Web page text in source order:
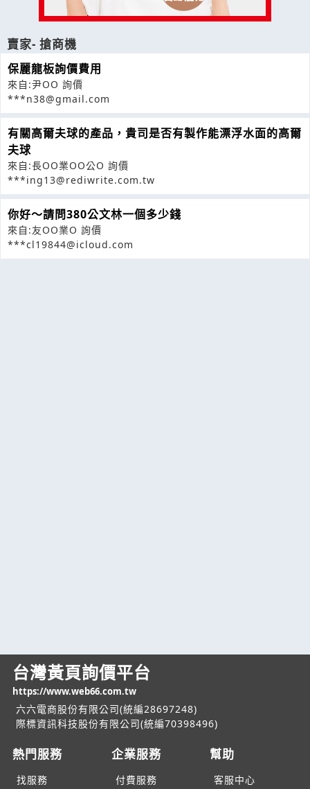
賣家- 搶商機
保麗龍板詢價費用
來自:尹OO 詢價
***n38@gmail.com
有關高爾夫球的產品，貴司是否有製作能漂浮水面的高爾
夫球
來自:長OO業OO公O 詢價
***ing13@rediwrite.com.tw
你好～請問380公文林一個多少錢
來自:友OO業O 詢價
***cl19844@icloud.com
台灣黃頁詢價平台
https://www.web66.com.tw
六六電商股份有限公司(統編28697248)
際標資訊科技股份有限公司(統編70398496)
熱門服務
找服務
企業服務
付費服務
幫助
客服中心